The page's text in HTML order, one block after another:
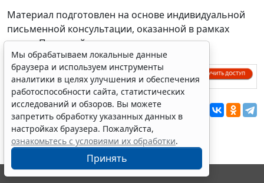
Материал подготовлен на основе индивидуальной
письменной консультации, оказанной в рамках
услуги Правовой консалтинг.
Перепечатка
Мы обрабатываем локальные данные
браузера и используем инструменты
аналитики в целях улучшения и обеспечения
работоспособности сайта, статистических
исследований и обзоров. Вы можете
запретить обработку указанных данных в
настройках браузера. Пожалуйста,
ознакомьтесь с условиями их обработки.
Принять